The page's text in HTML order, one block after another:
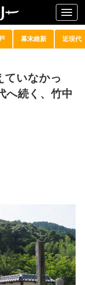
幕末維新 近現代
ていなかっ
へ続く、竹中